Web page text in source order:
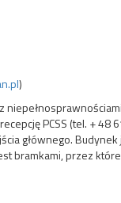
)
PCSS (tel. +
głównego.
bramkami, przez